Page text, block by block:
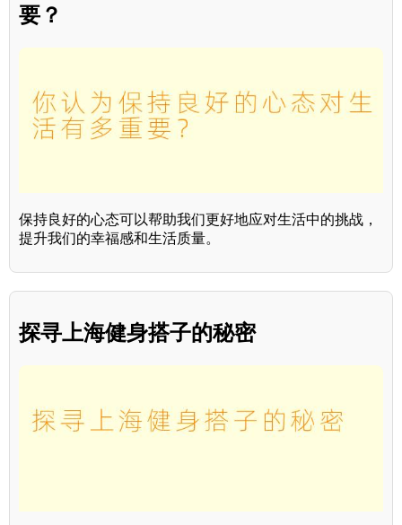
要？
保持良好的心态可以帮助我们更好地应对生活中的挑战，
提升我们的幸福感和生活质量。
探寻上海健身搭子的秘密